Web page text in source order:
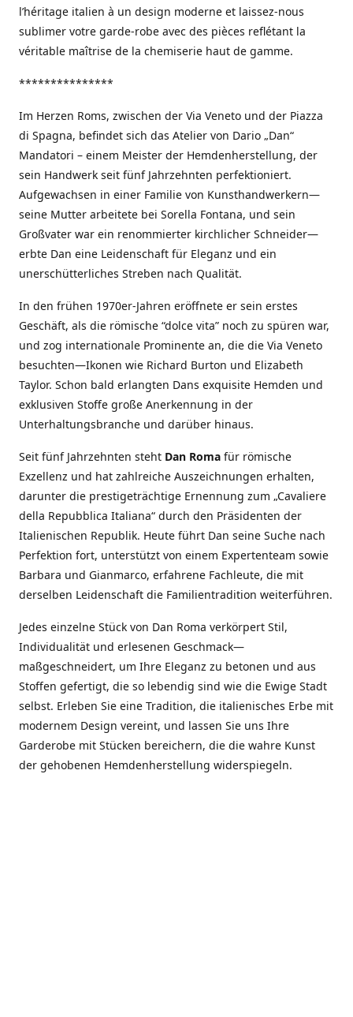
l’héritage italien à un design moderne et laissez-nous
sublimer votre garde-robe avec des pièces reflétant la
véritable maîtrise de la chemiserie haut de gamme.
***************
Im Herzen Roms, zwischen der Via Veneto und der Piazza
di Spagna, befindet sich das Atelier von Dario „Dan“
Mandatori – einem Meister der Hemdenherstellung, der
sein Handwerk seit fünf Jahrzehnten perfektioniert.
Aufgewachsen in einer Familie von Kunsthandwerkern—
seine Mutter arbeitete bei Sorella Fontana, und sein
Großvater war ein renommierter kirchlicher Schneider—
erbte Dan eine Leidenschaft für Eleganz und ein
unerschütterliches Streben nach Qualität.
In den frühen 1970er-Jahren eröffnete er sein erstes
Geschäft, als die römische “dolce vita” noch zu spüren war,
und zog internationale Prominente an, die die Via Veneto
besuchten—Ikonen wie Richard Burton und Elizabeth
Taylor. Schon bald erlangten Dans exquisite Hemden und
exklusiven Stoffe große Anerkennung in der
Unterhaltungsbranche und darüber hinaus.
Seit fünf Jahrzehnten steht Dan Roma für römische
Exzellenz und hat zahlreiche Auszeichnungen erhalten,
darunter die prestigeträchtige Ernennung zum „Cavaliere
della Repubblica Italiana“ durch den Präsidenten der
Italienischen Republik. Heute führt Dan seine Suche nach
Perfektion fort, unterstützt von einem Expertenteam sowie
Barbara und Gianmarco, erfahrene Fachleute, die mit
derselben Leidenschaft die Familientradition weiterführen.
Jedes einzelne Stück von Dan Roma verkörpert Stil,
Individualität und erlesenen Geschmack—
maßgeschneidert, um Ihre Eleganz zu betonen und aus
Stoffen gefertigt, die so lebendig sind wie die Ewige Stadt
selbst. Erleben Sie eine Tradition, die italienisches Erbe mit
modernem Design vereint, und lassen Sie uns Ihre
Garderobe mit Stücken bereichern, die die wahre Kunst
der gehobenen Hemdenherstellung widerspiegeln.